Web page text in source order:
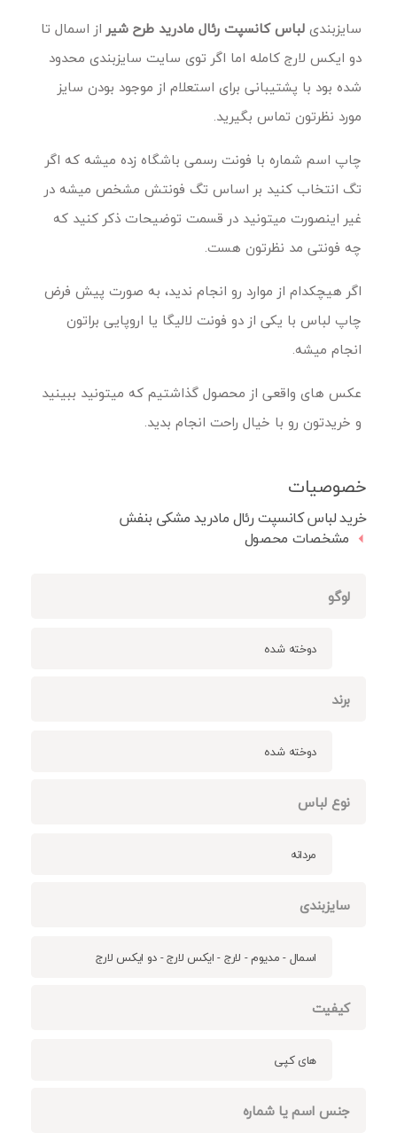
سایزبندیلباس کانسپت رئال مادرید طرح شیر از اسمال تا
دو ایکس لارج کامله اما اگر توی سایت سایزبندی محدود
شده بود با پشتیبانی برای استعلام از موجود بودن سایز
مورد نظرتون تماس بگیرید.
چاپ اسم شماره با فونت رسمی باشگاه زده میشه که اگر
تگ انتخاب کنید بر اساس تگ فونتش مشخص میشه در
غیر اینصورت میتونید در قسمت توضیحات ذکر کنید که
چه فونتی مد نظرتون هست.
اگر هیچکدام از موارد رو انجام ندید، به صورت پیش فرض
چاپ لباس با یکی از دو فونت لالیگا یا اروپایی براتون
انجام میشه.
عکس های واقعی از محصول گذاشتیم که میتونید ببینید
و خریدتون رو با خیال راحت انجام بدید.
خصوصیات
خرید لباس کانسپت رئال مادرید مشکی بنفش
مشخصات محصول
لوگو
دوخته شده
برند
دوخته شده
نوع لباس
مردانه
سایزبندی
اسمال - مدیوم - لارج - ایکس لارج - دو ایکس لارج
کیفیت
های کپی
جنس اسم یا شماره